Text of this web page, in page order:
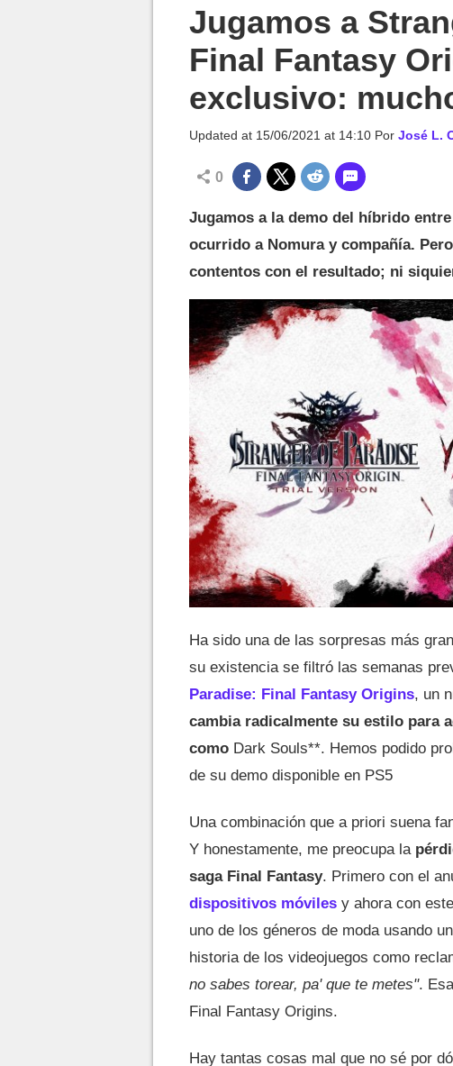
Jugamos a
Final Fantasy
exclusivo:
Updated at 15/06/2021 at 14:10 Por José L.
0
Jugamos a la demo del híbrido
ocurrido a Nomura y compañía.
contentos con el resultado; ni
Ha sido una de las sorpresas más
su existencia se filtró las semanas
Paradise: Final Fantasy Origins, un
cambia radicalmente su estilo para
como Dark Souls**. Hemos podido
de su demo disponible en PS5
Una combinación que a priori suena
Y honestamente, me preocupa la
saga Final Fantasy. Primero con el
dispositivos móviles y ahora con
uno de los géneros de moda usando
historia de los videojuegos como
no sabes torear, pa' que te metes".
Final Fantasy Origins.
Hay tantas cosas mal que no sé por